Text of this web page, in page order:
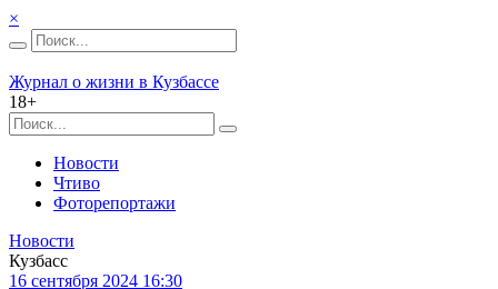
×
Журнал о жизни в Кузбассе
18+
Новости
Чтиво
Фоторепортажи
Новости
Кузбасс
16 сентября 2024 16:30